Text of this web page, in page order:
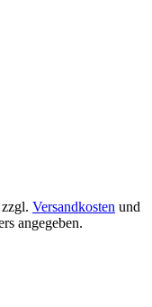
Versandkosten und
angegeben.